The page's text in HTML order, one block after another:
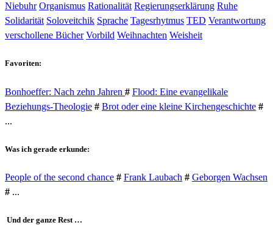
Niebuhr Organismus Rationalität Regierungserklärung Ruhe
Solidarität Soloveitchik Sprache Tagesrhytmus TED Verantwortung
verschollene Bücher Vorbild Weihnachten Weisheit
Favoriten:
Bonhoeffer: Nach zehn Jahren # Flood: Eine evangelikale
Beziehungs-Theologie # Brot oder eine kleine Kirchengeschichte #
...
Was ich gerade erkunde:
People of the second chance # Frank Laubach # Geborgen Wachsen
# ...
Und der ganze Rest …